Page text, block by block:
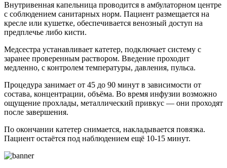
Внутривенная капельница проводится в амбулаторном центре
с соблюдением санитарных норм. Пациент размещается на
кресле или кушетке, обеспечивается венозный доступ на
предплечье либо кисти.
Медсестра устанавливает катетер, подключает систему с
заранее проверенным раствором. Введение проходит
медленно, с контролем температуры, давления, пульса.
Процедура занимает от 45 до 90 минут в зависимости от
состава, концентрации, объёма. Во время инфузии возможно
ощущение прохлады, металлический привкус — они проходят
после завершения.
По окончании катетер снимается, накладывается повязка.
Пациент остаётся под наблюдением ещё 10-15 минут.